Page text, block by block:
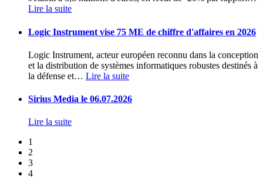
Lire la suite
Logic Instrument vise 75 ME de chiffre d'affaires en 2026
Logic Instrument, acteur européen reconnu dans la conception
et la distribution de systèmes informatiques robustes destinés à
la défense et… Lire la suite
Sirius Media le 06.07.2026
Lire la suite
1
2
3
4